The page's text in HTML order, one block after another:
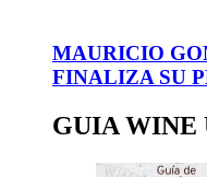
MAURICIO
FINALIZA SU
GUIA WINE